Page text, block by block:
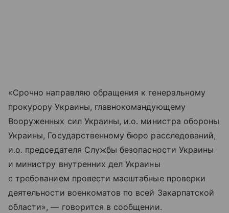
«Срочно направляю обращения к генеральному
прокурору Украины, главнокомандующему
Вооруженных сил Украины, и.о. министра обороны
Украины, Государственному бюро расследований,
и.о. председателя Службы безопасности Украины
и министру внутренних дел Украины
с требованием провести масштабные проверки
деятельности военкоматов по всей Закарпатской
области», — говорится в сообщении.